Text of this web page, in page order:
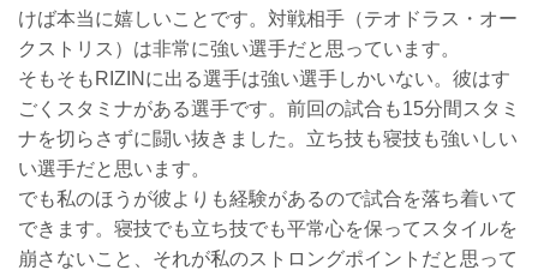
けば本当に嬉しいことです。対戦相手（テオドラス・オー
クストリス）は非常に強い選手だと思っています。
そもそもRIZINに出る選手は強い選手しかいない。彼はす
ごくスタミナがある選手です。前回の試合も15分間スタミ
ナを切らさずに闘い抜きました。立ち技も寝技も強いしい
い選手だと思います。
でも私のほうが彼よりも経験があるので試合を落ち着いて
できます。寝技でも立ち技でも平常心を保ってスタイルを
崩さないこと、それが私のストロングポイントだと思って